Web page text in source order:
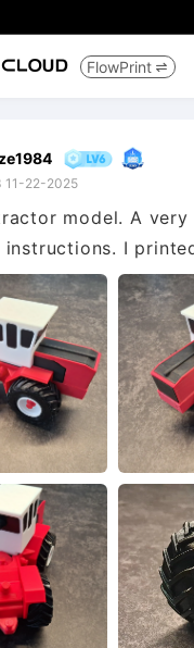
FlowPrint 
11-22-2025
model. A
I